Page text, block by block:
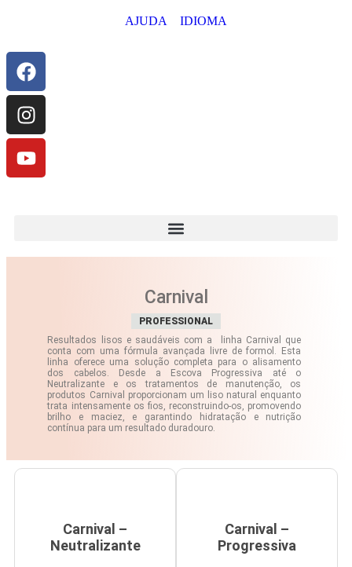
AJUDA IDIOMA
Carnival
PROFESSIONAL
Resultados lisos e saudáveis com a linha Carnival que
conta com uma fórmula avançada livre de formol. Esta
linha oferece uma solução completa para o alisamento
dos cabelos. Desde a Escova Progressiva até o
Neutralizante e os tratamentos de manutenção, os
produtos Carnival proporcionam um liso natural enquanto
trata intensamente os fios, reconstruindo-os, promovendo
brilho e maciez, e garantindo hidratação e nutrição
contínua para um resultado duradouro.
Carnival –
Neutralizante
Carnival –
Progressiva